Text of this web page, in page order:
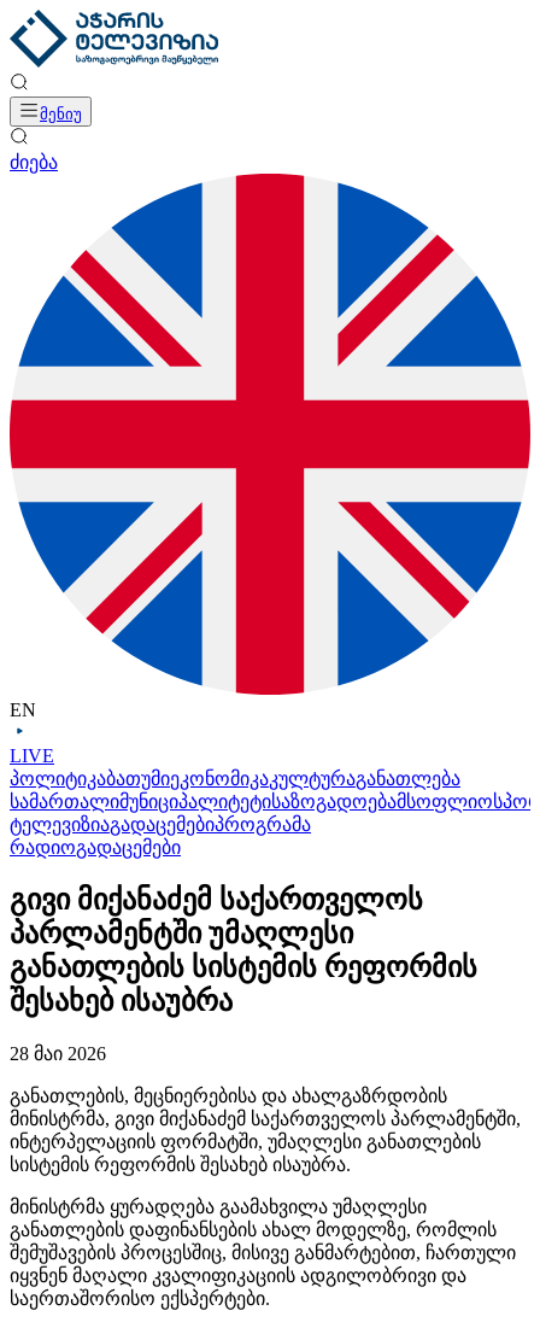
მენიუ
ძიება
EN
LIVE
პოლიტიკაბათუმიეკონომიკაკულტურაგანათლება
სამართალიმუნიციპალიტეტისაზოგადოებამსოფლიო
ტელევიზიაგადაცემებიპროგრამა
რადიოგადაცემები
გივი მიქანაძემ საქართველოს
პარლამენტში უმაღლესი
განათლების სისტემის რეფორმის
შესახებ ისაუბრა
28 მაი 2026
განათლების, მეცნიერებისა და ახალგაზრდობის
მინისტრმა, გივი მიქანაძემ საქართველოს პარლამენტში,
ინტერპელაციის ფორმატში, უმაღლესი განათლების
სისტემის რეფორმის შესახებ ისაუბრა.
მინისტრმა ყურადღება გაამახვილა უმაღლესი
განათლების დაფინანსების ახალ მოდელზე, რომლის
შემუშავების პროცესშიც, მისივე განმარტებით, ჩართული
იყვნენ მაღალი კვალიფიკაციის ადგილობრივი და
საერთაშორისო ექსპერტები.